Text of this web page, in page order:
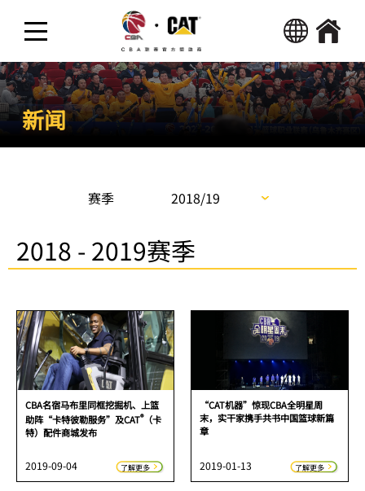
热点新闻
精彩视频
新闻
赛季 2018/19
2018 - 2019赛季
CBA名宿马布里同框挖掘机、上篮
助阵“卡特彼勒服务”及CAT®（卡
特）配件商城发布
2019-09-04 了解更多
“CAT机器”惊现CBA全明星周
末，实干家携手共书中国篮球新篇
章
2019-01-13 了解更多